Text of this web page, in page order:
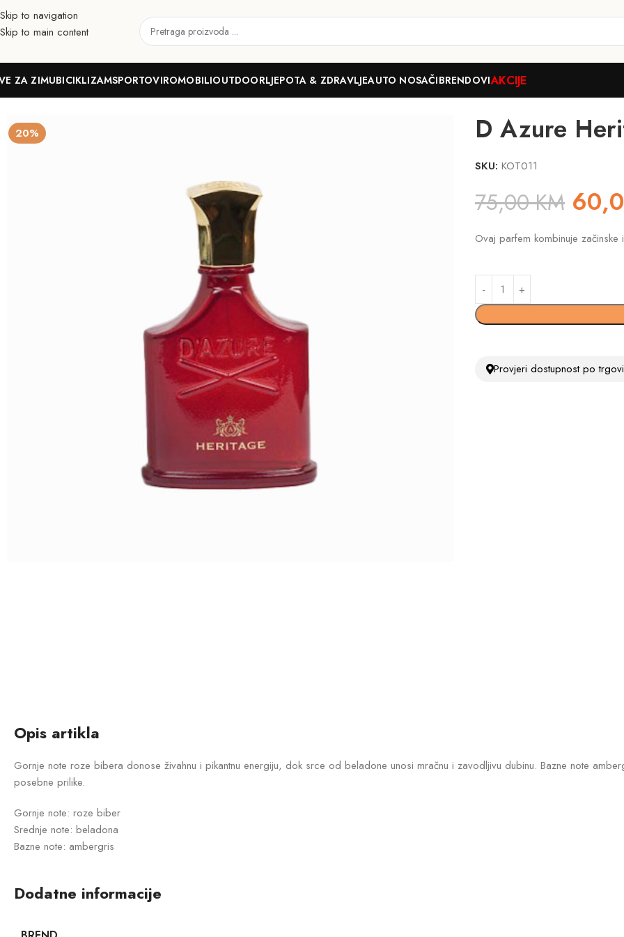
Skip to navigation
Skip to main content
ZA ZIMUBICIKLIZAMSPORTOVIROMOBILIOUTDOORLJEPOTA & ZDRAVLJEAUTO NOSAČIBRENDOVIAKCIJE
20% D Azure
SKU: KOT011
75,00KM
Ovaj parfem kombinuje začinske
Provjeri dostupnost po
Opis artikla
Gornje note roze bibera donose živahnu i pikantnu energiju, dok srce od beladone unosi mračnu i zavodljivu dubinu. Bazne note
posebne prilike.
Gornje note: roze biber
Srednje note: beladona
Bazne note: ambergris
Dodatne informacije